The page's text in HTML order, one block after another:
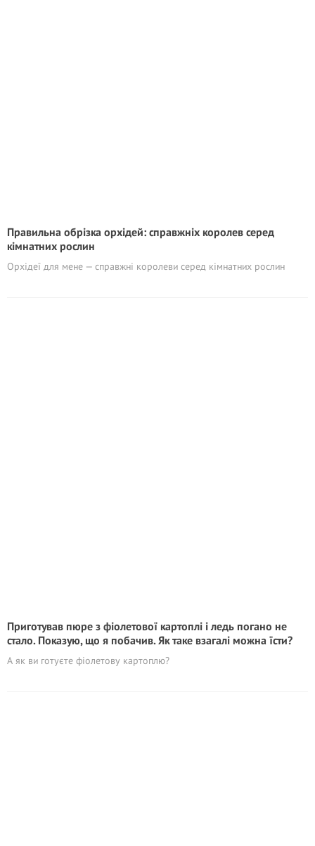
Правильна обрізка орхідей: справжніх королев серед
кімнатних рослин
Орхідеї для мене — справжні королеви серед кімнатних рослин
Приготував пюре з фіолетової картоплі і ледь погано не
стало. Показую, що я побачив. Як таке взагалі можна їсти?
А як ви готуєте фіолетову картоплю?